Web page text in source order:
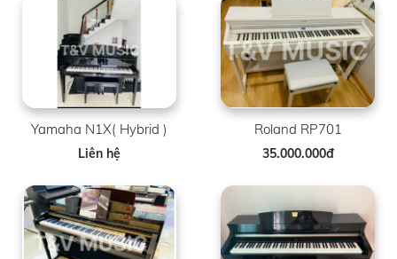
Yamaha N1X( Hybrid )
Liên hệ
Roland RP701
35.000.000đ